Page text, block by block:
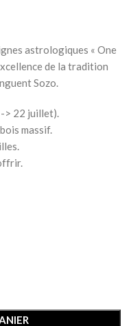
astrologiques « One
de la tradition
Sozo.
> 22 juillet).
massif.